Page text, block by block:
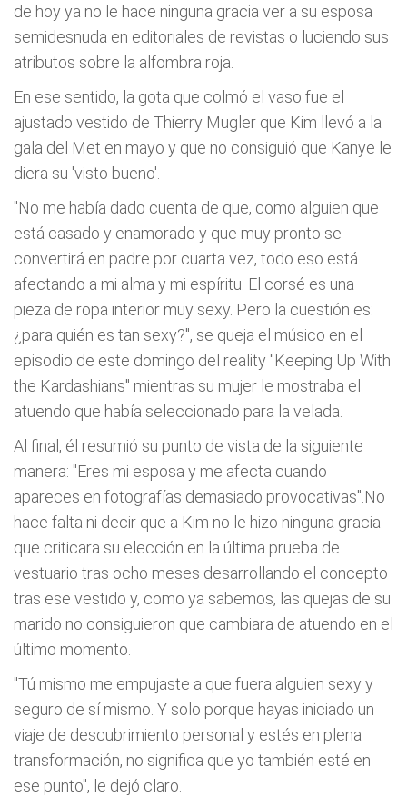
de hoy ya no le hace ninguna gracia ver a su esposa
semidesnuda en editoriales de revistas o luciendo sus
atributos sobre la alfombra roja.
En ese sentido, la gota que colmó el vaso fue el
ajustado vestido de Thierry Mugler que Kim llevó a la
gala del Met en mayo y que no consiguió que Kanye le
diera su 'visto bueno'.
"No me había dado cuenta de que, como alguien que
está casado y enamorado y que muy pronto se
convertirá en padre por cuarta vez, todo eso está
afectando a mi alma y mi espíritu. El corsé es una
pieza de ropa interior muy sexy. Pero la cuestión es:
¿para quién es tan sexy?", se queja el músico en el
episodio de este domingo del reality "Keeping Up With
the Kardashians" mientras su mujer le mostraba el
atuendo que había seleccionado para la velada.
Al final, él resumió su punto de vista de la siguiente
manera: "Eres mi esposa y me afecta cuando
apareces en fotografías demasiado provocativas".No
hace falta ni decir que a Kim no le hizo ninguna gracia
que criticara su elección en la última prueba de
vestuario tras ocho meses desarrollando el concepto
tras ese vestido y, como ya sabemos, las quejas de su
marido no consiguieron que cambiara de atuendo en el
último momento.
"Tú mismo me empujaste a que fuera alguien sexy y
seguro de sí mismo. Y solo porque hayas iniciado un
viaje de descubrimiento personal y estés en plena
transformación, no significa que yo también esté en
ese punto", le dejó claro.